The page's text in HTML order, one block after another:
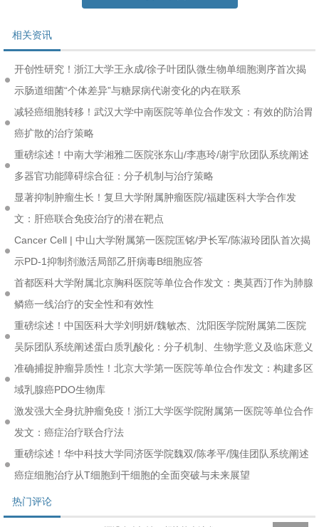
相关资讯
开创性研究！浙江大学王永成/徐子叶团队微生物单细胞测序首次揭
示肠道细菌“个体差异”与糖尿病代谢变化的内在联系
减轻癌细胞转移！武汉大学中南医院等单位合作发文：有效的防治胃
癌扩散的治疗策略
重磅综述！中南大学湘雅二医院张东山/李惠玲/谢宇欣团队系统阐述
多器官功能障碍综合征：分子机制与治疗策略
显著抑制肿瘤生长！复旦大学附属肿瘤医院/福建医科大学合作发
文：肝癌联合免疫治疗的潜在靶点
Cancer Cell | 中山大学附属第一医院匡铭/尹长军/陈淑玲团队首次揭
示PD-1抑制剂激活局部乙肝病毒B细胞应答
首都医科大学附属北京胸科医院等单位合作发文：奥莫西汀作为肺腺
鳞癌一线治疗的安全性和有效性
重磅综述！中国医科大学刘明妍/魏敏杰、沈阳医学院附属第二医院
吴际团队系统阐述蛋白质乳酸化：分子机制、生物学意义及临床意义
准确捕捉肿瘤异质性！北京大学第一医院等单位合作发文：构建多区
域乳腺癌PDO生物库
激发强大全身抗肿瘤免疫！浙江大学医学院附属第一医院等单位合作
发文：癌症治疗联合疗法
重磅综述！华中科技大学同济医学院魏双/陈孝平/隗佳团队系统阐述
癌症细胞治疗从T细胞到干细胞的全面突破与未来展望
热门评论